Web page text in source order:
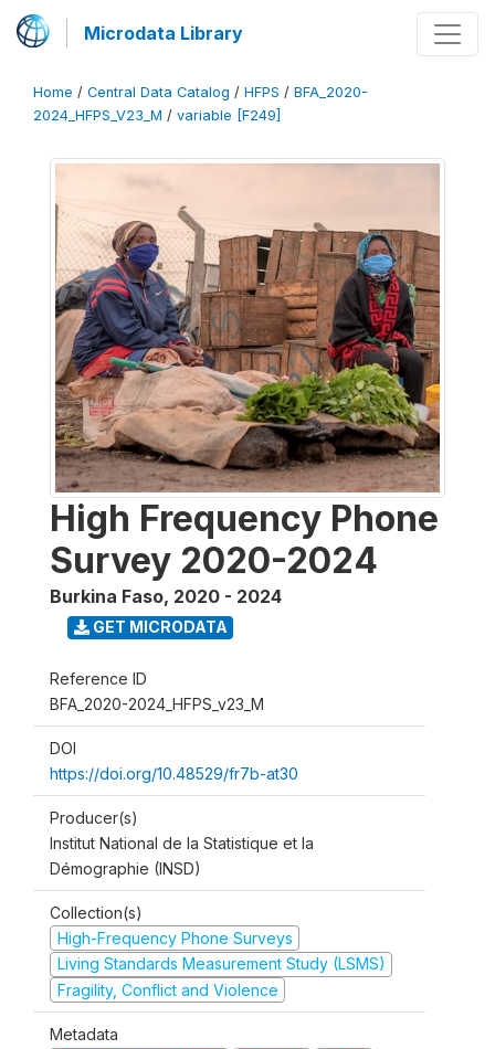
Microdata Library
Home / Central Data Catalog / HFPS / BFA_2020-
2024_HFPS_V23_M / variable [F249]
High Frequency Phone
Survey 2020-2024
Burkina Faso, 2020 - 2024
GET MICRODATA
Reference ID
BFA_2020-2024_HFPS_v23_M
DOI
https://doi.org/10.48529/fr7b-at30
Producer(s)
Institut National de la Statistique et la
Démographie (INSD)
Collection(s)
High-Frequency Phone Surveys
Living Standards Measurement Study (LSMS)
Fragility, Conflict and Violence
Metadata